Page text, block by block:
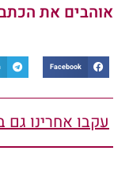
אוהבים את
Facebook
עקבו אחרינו גם